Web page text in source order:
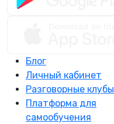
Блог
Личный кабинет
Разговорные клубы
Платформа для
самообучения